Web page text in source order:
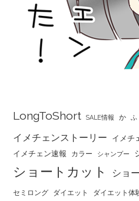
LongToShort SALE情報 か ふ
イメチェンストーリー イメチ
イメチェン速報 カラー シャンプー
ショートカット ショ
セミロング ダイエット ダイエット体